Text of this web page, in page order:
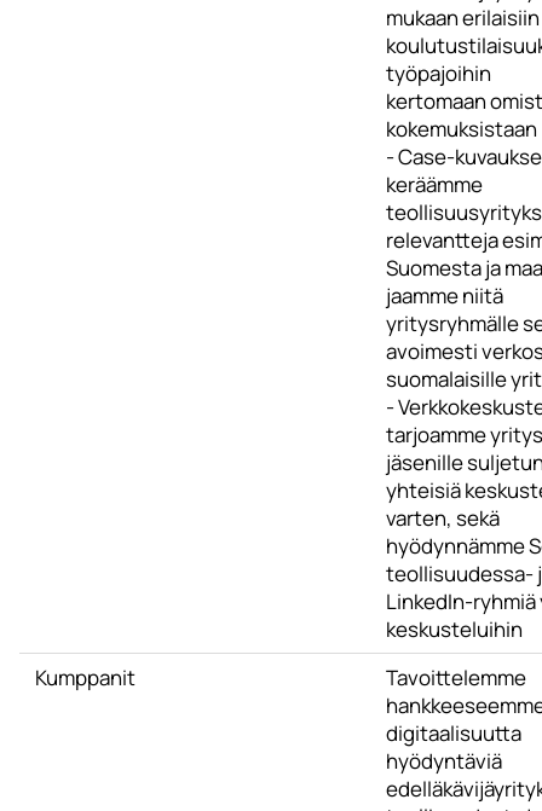
mukaan erilaisiin
työpajoihin
kertomaan
kokemuksistaan
- Case-
keräämme
relevantteja
Suomesta ja
jaamme niitä
yritysryhmälle
avoimesti
suomalaisille
-
tarjoamme
jäsenille
yhteisiä
varten, sekä
hyödynnämme
teollisuudessa-
LinkedIn-
keskusteluihin
Kumppanit
Tavoittelemme
digitaalisuutta
hyödyntäviä